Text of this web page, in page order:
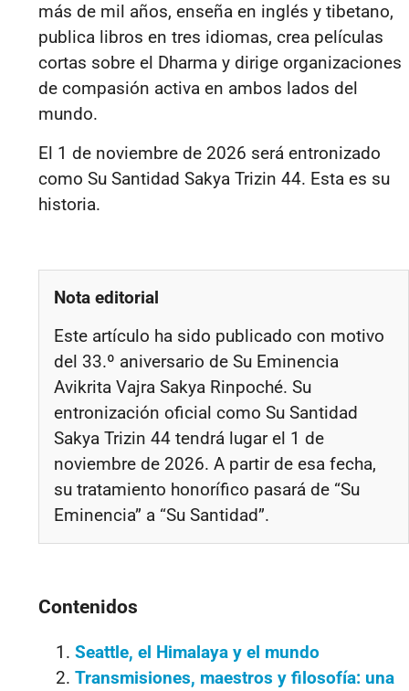
más de mil años, enseña en inglés y tibetano,
publica libros en tres idiomas, crea películas
cortas sobre el Dharma y dirige organizaciones
de compasión activa en ambos lados del
mundo.
El 1 de noviembre de 2026 será entronizado
como Su Santidad Sakya Trizin 44. Esta es su
historia.
Nota editorial
Este artículo ha sido publicado con motivo
del 33.º aniversario de Su Eminencia
Avikrita Vajra Sakya Rinpoché. Su
entronización oficial como Su Santidad
Sakya Trizin 44 tendrá lugar el 1 de
noviembre de 2026. A partir de esa fecha,
su tratamiento honorífico pasará de “Su
Eminencia” a “Su Santidad”.
Contenidos
Seattle, el Himalaya y el mundo
Transmisiones, maestros y filosofía: una